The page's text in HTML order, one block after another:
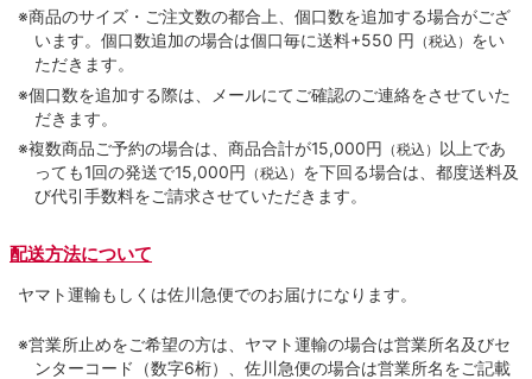
※商品のサイズ・ご注文数の都合上、個口数を追加する場合がござ
います。個口数追加の場合は個口毎に送料+550 円 （税込） をい
ただきます。
※個口数を追加する際は、メールにてご確認のご連絡をさせていた
だきます。
※複数商品ご予約の場合は、商品合計が15,000円 （税込） 以上であ
っても1回の発送で15,000円 （税込） を下回る場合は、都度送料及
び代引手数料をご請求させていただきます。
配送方法について
ヤマト運輸もしくは佐川急便でのお届けになります。
※営業所止めをご希望の方は、ヤマト運輸の場合は営業所名及びセ
ンターコード（数字6桁）、佐川急便の場合は営業所名をご記載